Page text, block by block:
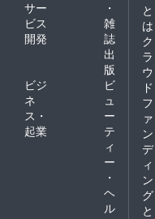
サー
ビス
開発
・
雑
誌
出
版
ビジ
ネ
ス・
起業
ビ
ュ
ー
テ
ィ
ー
・
ヘ
ル
と
は
ク
ラ
ウ
ド
フ
ァ
ン
デ
ィ
ン
グ
と